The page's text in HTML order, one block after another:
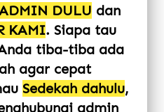
DULU dan
KAMI. Siapa tau
tiba-tiba ada
agar cepat
Sedekah dahulu,
admin